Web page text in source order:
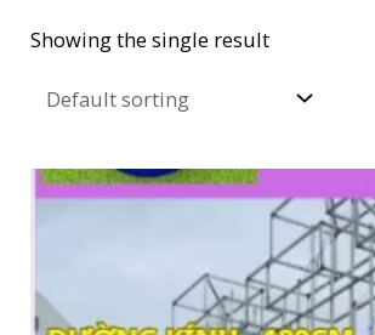
Showing the single result